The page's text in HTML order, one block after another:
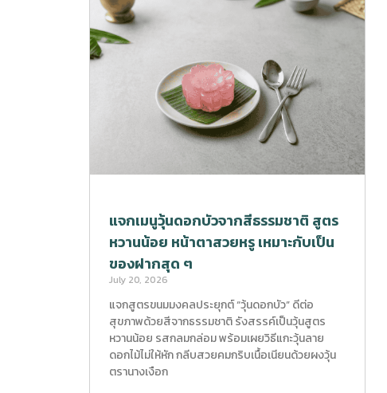
แจกเมนูวุ้นดอกบัวจากสีธรรมชาติ สูตร
หวานน้อย หน้าตาสวยหรู เหมาะกับเป็น
ของฝากสุด ๆ
July 20, 2026
แจกสูตรขนมมงคลประยุกต์ “วุ้นดอกบัว” ดีต่อ
สุขภาพด้วยสีจากธรรมชาติ รังสรรค์เป็นวุ้นสูตร
หวานน้อย รสกลมกล่อม พร้อมเผยวิธีแกะวุ้นลาย
ดอกไม้ไม่ให้หัก กลีบสวยคมกริบเนื้อเนียนด้วยผงวุ้น
ตรานางเงือก